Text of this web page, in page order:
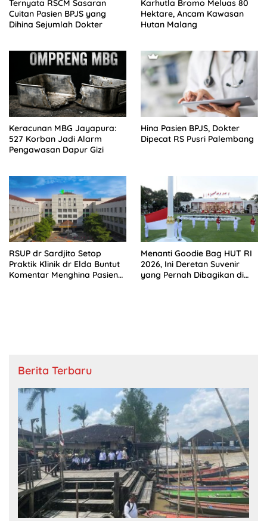
Ternyata RSCM Sasaran
Cuitan Pasien BPJS yang
Dihina Sejumlah Dokter
Karhutla Bromo Meluas 80
Hektare, Ancam Kawasan
Hutan Malang
Keracunan MBG Jayapura:
527 Korban Jadi Alarm
Pengawasan Dapur Gizi
Hina Pasien BPJS, Dokter
Dipecat RS Pusri Palembang
RSUP dr Sardjito Setop
Praktik Klinik dr Elda Buntut
Komentar Menghina Pasien
Menanti Goodie Bag HUT RI
2026, Ini Deretan Suvenir
yang Pernah Dibagikan di
Berita Terbaru